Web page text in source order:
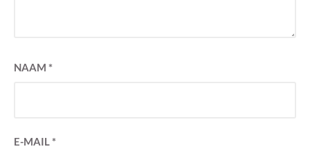
NAAM *
E-MAIL*